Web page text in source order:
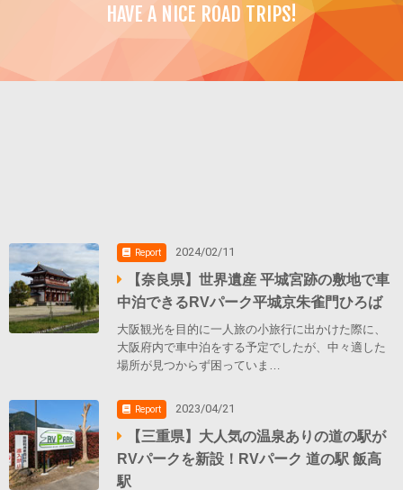
HAVE A NICE ROAD TRIPS!
Report 2024/02/11
【奈良県】世界遺産 平城宮跡の敷地で車
中泊できるRVパーク平城京朱雀門ひろば
大阪観光を目的に一人旅の小旅行に出かけた際に、
大阪府内で車中泊をする予定でしたが、中々適した
場所が見つからず困っていま…
Report 2023/04/21
【三重県】大人気の温泉ありの道の駅が
RVパークを新設！RVパーク 道の駅 飯高
駅